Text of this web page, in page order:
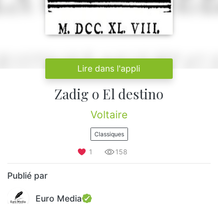
Lire dans l'appli
Zadig o El destino
Voltaire
Classiques
1 158
Publié par
Euro Media